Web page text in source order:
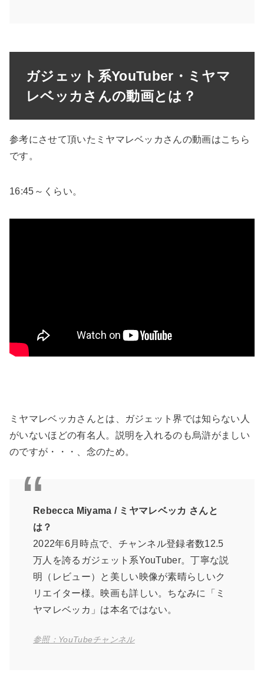
ガジェット系YouTuber・ミヤマ
レベッカさんの動画とは？
参考にさせて頂いたミヤマレベッカさんの動画はこちら
です。
16:45～くらい。
ミヤマレベッカさんとは、ガジェット界では知らない人
がいないほどの有名人。説明を入れるのも烏滸がましい
のですが・・・、念のため。
Rebecca Miyama / ミヤマレベッカ さんと
は？
2022年6月時点で、チャンネル登録者数12.5
万人を誇るガジェット系YouTuber。丁寧な説
明（レビュー）と美しい映像が素晴らしいク
リエイター様。映画も詳しい。ちなみに「ミ
ヤマレベッカ」は本名ではない。
参照： YouTubeチャンネル